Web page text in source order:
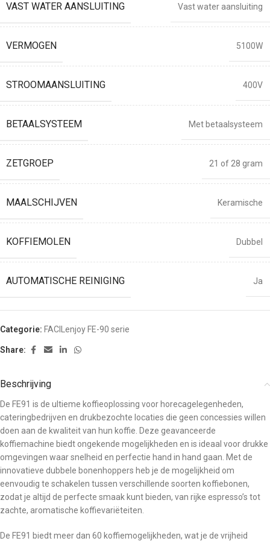
VAST WATER AANSLUITING Vast water aansluiting
VERMOGEN 5100W
STROOMAANSLUITING 400V
BETAALSYSTEEM Met betaalsysteem
ZETGROEP 21 of 28 gram
MAALSCHIJVEN Keramische
KOFFIEMOLEN Dubbel
AUTOMATISCHE REINIGING Ja
Categorie: FACILenjoy FE-90 serie
Share:
Beschrijving
De FE91 is de ultieme koffieoplossing voor horecagelegenheden,
cateringbedrijven en drukbezochte locaties die geen concessies willen
doen aan de kwaliteit van hun koffie. Deze geavanceerde
koffiemachine biedt ongekende mogelijkheden en is ideaal voor drukke
omgevingen waar snelheid en perfectie hand in hand gaan. Met de
innovatieve dubbele bonenhoppers heb je de mogelijkheid om
eenvoudig te schakelen tussen verschillende soorten koffiebonen,
zodat je altijd de perfecte smaak kunt bieden, van rijke espresso’s tot
zachte, aromatische koffievariëteiten.
De FE91 biedt meer dan 60 koffiemogelijkheden, wat je de vrijheid